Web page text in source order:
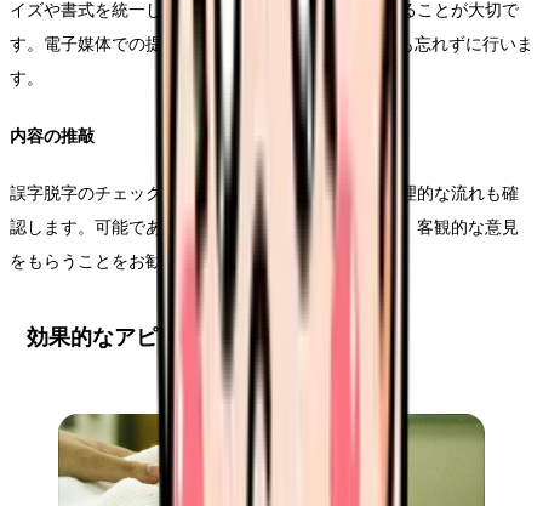
イズや書式を統一し、視覚的にも整った印象を与えることが大切で
す。電子媒体での提出を想定し、PDFでの表示確認も忘れずに行いま
す。
内容の推敲
誤字脱字のチェックはもちろん、文章の一貫性や論理的な流れも確
認します。可能であれば第三者に目を通してもらい、客観的な意見
をもらうことをお勧めします。
効果的なアピールポイントの抽出